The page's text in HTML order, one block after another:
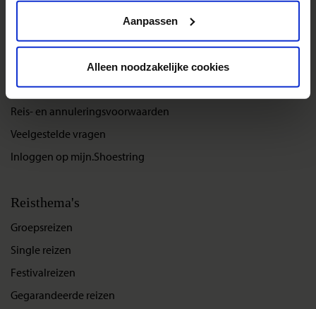
Aanpassen
Alleen noodzakelijke cookies
Reizen met Shoestring
De belangrijkste info op een rij
Duurzaam reizen
Reis- en annuleringsvoorwaarden
Veelgestelde vragen
Inloggen op mijn.Shoestring
Reisthema's
Groepsreizen
Single reizen
Festivalreizen
Gegarandeerde reizen